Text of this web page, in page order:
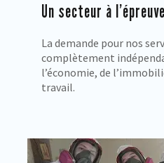
Un secteur à
La demande pour nos
complètement
l’économie, de
travail.